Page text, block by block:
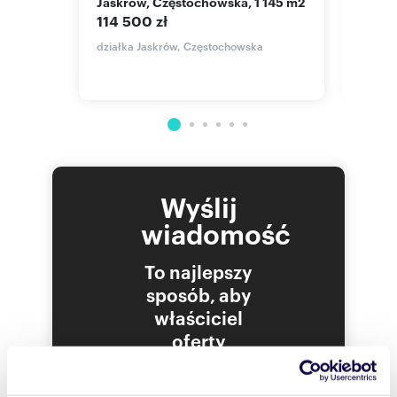
114 500 zł
działka Jaskrów, Częstochowska
Wyślij
wiadomość
To najlepszy
sposób, aby
właściciel
oferty